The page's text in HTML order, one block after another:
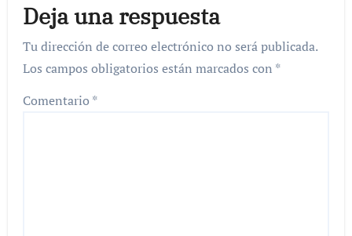
Deja una respuesta
Tu dirección de correo electrónico no será publicada.
Los campos obligatorios están marcados con *
Comentario *